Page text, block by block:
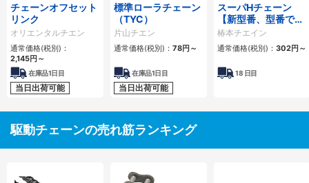
チェーンオフセット
リンク
オリエンタルチエン
通常価格(税別)：
2,145円～
在庫品1日目
当日出荷可能
標準ローラチェーン
（TYC）
片山チエン
通常価格(税別)： 78円～
在庫品1日目
当日出荷可能
スーパHチェーン
【新型番、型番でリ
ンク数指定】
椿本チエイン
通常価格(税別)： 302円～
18 日目
駆動チェーンの売れ筋ランキング